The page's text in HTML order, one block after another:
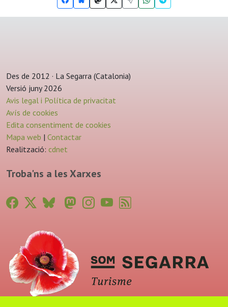
Des de 2012 · La Segarra (Catalonia)
Versió juny 2026
Avis legal i Política de privacitat
Avís de cookies
Edita consentiment de cookies
Mapa web | Contactar
Realització: cdnet
Troba'ns a les Xarxes